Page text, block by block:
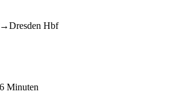
→Dresden Hbf
Minuten